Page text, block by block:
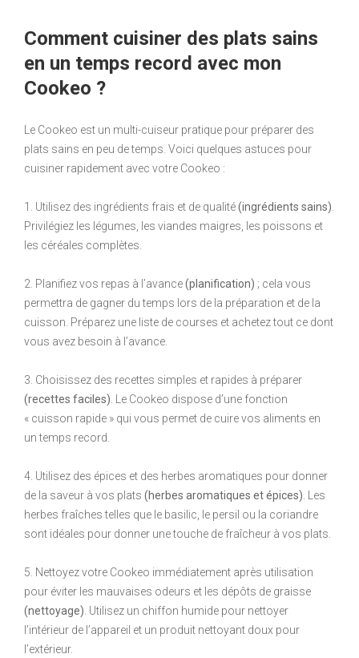
Comment cuisiner des plats sains
en un temps record avec mon
Cookeo ?
Le Cookeo est un multi-cuiseur pratique pour préparer des
plats sains en peu de temps. Voici quelques astuces pour
cuisiner rapidement avec votre Cookeo :
1. Utilisez des ingrédients frais et de qualité(ingrédients sains)
Privilégiez les légumes, les viandes maigres, les poissons et
les céréales complètes.
2. Planifiez vos repas à l’avance(planification) ; cela vous
permettra de gagner du temps lors de la préparation et de la
cuisson. Préparez une liste de courses et achetez tout ce dont
vous avez besoin à l’avance.
3. Choisissez des recettes simples et rapides à préparer
(recettes faciles) . Le Cookeo dispose d’une fonction
« cuisson rapide » qui vous permet de cuire vos aliments en
un temps record.
4. Utilisez des épices et des herbes aromatiques pour donner
de la saveur à vos plats (herbes aromatiques et épices) . Les
herbes fraîches telles que le basilic, le persil ou la coriandre
sont idéales pour donner une touche de fraîcheur à vos plats.
5. Nettoyez votre Cookeo immédiatement après utilisation
pour éviter les mauvaises odeurs et les dépôts de graisse
(nettoyage) . Utilisez un chiffon humide pour nettoyer
l’intérieur de l’appareil et un produit nettoyant doux pour
l’extérieur.